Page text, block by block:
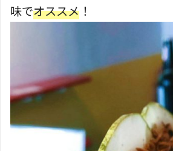
味でオススメ ！